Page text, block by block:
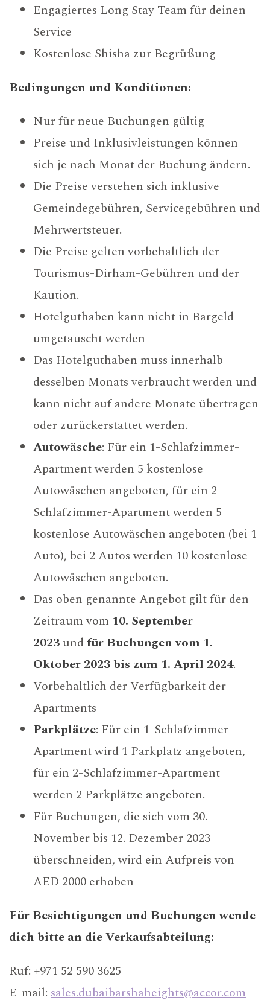
Engagiertes Long Stay Team für deinen
Service
Kostenlose Shisha zur Begrüßung
Bedingungen und Konditionen:
Nur für neue Buchungen gültig
Preise und Inklusivleistungen können
sich je nach Monat der Buchung ändern.
Die Preise verstehen sich inklusive
Gemeindegebühren, Servicegebühren und
Mehrwertsteuer.
Die Preise gelten vorbehaltlich der
Tourismus-Dirham-Gebühren und der
Kaution.
Hotelguthaben kann nicht in Bargeld
umgetauscht werden
Das Hotelguthaben muss innerhalb
desselben Monats verbraucht werden und
kann nicht auf andere Monate übertragen
oder zurückerstattet werden.
Autowäsche: Für ein 1-Schlafzimmer-
Apartment werden 5 kostenlose
Autowäschen angeboten, für ein 2-
Schlafzimmer-Apartment werden 5
kostenlose Autowäschen angeboten (bei 1
Auto), bei 2 Autos werden 10 kostenlose
Autowäschen angeboten.
Das oben genannte Angebot gilt für den
Zeitraum vom 10. September
2023 und für Buchungen vom 1.
Oktober 2023 bis zum 1. April 2024.
Vorbehaltlich der Verfügbarkeit der
Apartments
Parkplätze: Für ein 1-Schlafzimmer-
Apartment wird 1 Parkplatz angeboten,
für ein 2-Schlafzimmer-Apartment
werden 2 Parkplätze angeboten.
Für Buchungen, die sich vom 30.
November bis 12. Dezember 2023
überschneiden, wird ein Aufpreis von
AED 2000 erhoben
Für Besichtigungen und Buchungen wende
dich bitte an die Verkaufsabteilung:
Ruf: +971 52 590 3625
E-mail: sales.dubaibarshaheights@accor.com